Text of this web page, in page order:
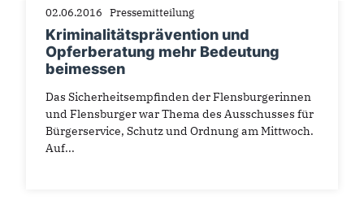
02.06.2016 Pressemitteilung
Kriminalitätsprävention und
Opferberatung mehr Bedeutung
beimessen
Das Sicherheitsempfinden der Flensburgerinnen
und Flensburger war Thema des Ausschusses für
Bürgerservice, Schutz und Ordnung am Mittwoch.
Auf...